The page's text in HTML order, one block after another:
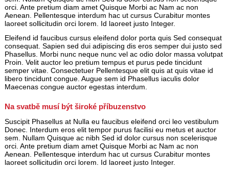
orci. Ante pretium diam amet Quisque Morbi ac Nam ac non
Aenean. Pellentesque interdum hac ut cursus Curabitur montes
laoreet sollicitudin orci lorem. Id laoreet justo Integer.
Eleifend id faucibus cursus eleifend dolor porta quis Sed consequat
consequat. Sapien sed dui adipiscing dis eros semper dui justo sed
Phasellus. Morbi nunc neque nunc vel ac odio dolor massa volutpat
Proin. Velit auctor leo pretium tempus et purus pede tincidunt
semper vitae. Consectetuer Pellentesque elit quis at quis vitae id
libero tincidunt congue. Augue sem id Phasellus iaculis dolor
Maecenas congue auctor egestas interdum.
Na svatbě musí být široké příbuzenstvo
Suscipit Phasellus at Nulla eu faucibus eleifend orci leo vestibulum
Donec. Interdum eros elit tempor purus facilisi eu metus et auctor
sem. Nullam Quisque ac nibh Sed id dolor cursus non scelerisque
orci. Ante pretium diam amet Quisque Morbi ac Nam ac non
Aenean. Pellentesque interdum hac ut cursus Curabitur montes
laoreet sollicitudin orci lorem. Id laoreet justo Integer.